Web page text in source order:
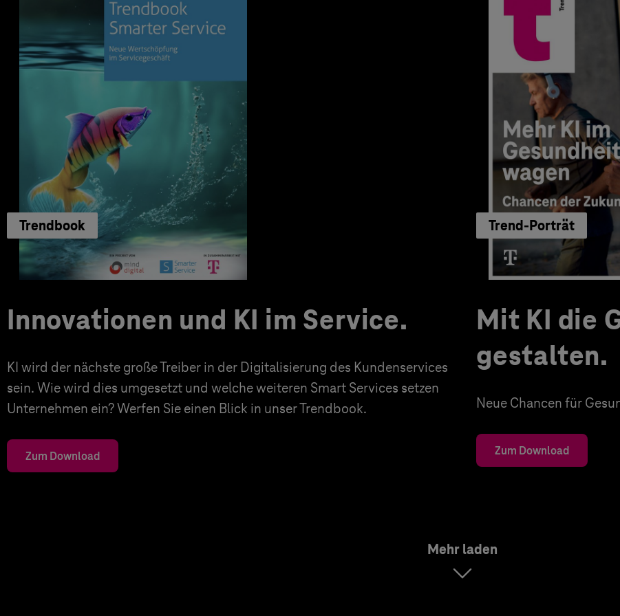
Trendbook
Innovationen und KI im Service.
KI wird der nächste große Treiber in der Digitalisierung des Kundenservices
sein. Wie wird dies umgesetzt und welche weiteren Smart Services setzen
Unternehmen ein? Werfen Sie einen Blick in unser Trendbook.
Zum Download
Trend-Porträt
Mit KI die
gestalten.
Neue Chancen für
Zum Download
Mehr laden